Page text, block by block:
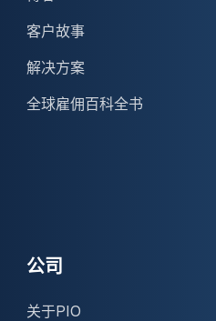
客户故事
解决方案
全球雇佣百科全书
公司
关于PIO